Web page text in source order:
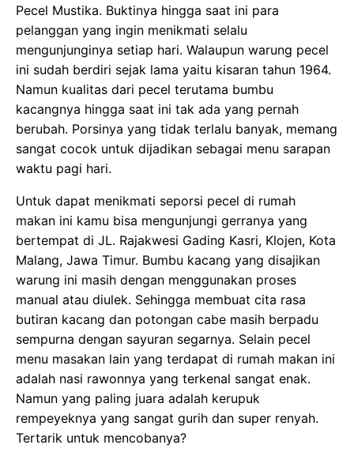
Pecel Mustika. Buktinya hingga saat ini para
pelanggan yang ingin menikmati selalu
mengunjunginya setiap hari. Walaupun warung pecel
ini sudah berdiri sejak lama yaitu kisaran tahun 1964.
Namun kualitas dari pecel terutama bumbu
kacangnya hingga saat ini tak ada yang pernah
berubah. Porsinya yang tidak terlalu banyak, memang
sangat cocok untuk dijadikan sebagai menu sarapan
waktu pagi hari.
Untuk dapat menikmati seporsi pecel di rumah
makan ini kamu bisa mengunjungi gerranya yang
bertempat di JL. Rajakwesi Gading Kasri, Klojen, Kota
Malang, Jawa Timur. Bumbu kacang yang disajikan
warung ini masih dengan menggunakan proses
manual atau diulek. Sehingga membuat cita rasa
butiran kacang dan potongan cabe masih berpadu
sempurna dengan sayuran segarnya. Selain pecel
menu masakan lain yang terdapat di rumah makan ini
adalah nasi rawonnya yang terkenal sangat enak.
Namun yang paling juara adalah kerupuk
rempeyeknya yang sangat gurih dan super renyah.
Tertarik untuk mencobanya?